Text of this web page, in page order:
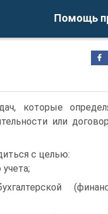
Помощь
которые
или
с целью:
учета;